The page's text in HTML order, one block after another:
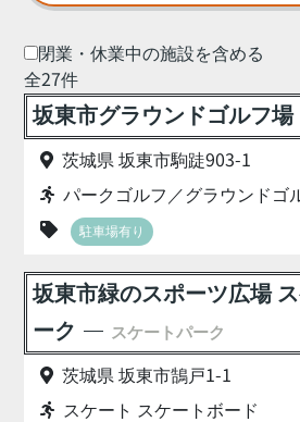
閉業・休業中の施設を含める
全27件
坂東市グラウンドゴルフ場
茨城県 坂東市駒跿903-1
パークゴルフ／グラウンドゴ
駐車場有り
坂東市緑のスポーツ広場
ーク
スケートパーク
茨城県 坂東市鵠戸1-1
スケート スケートボード